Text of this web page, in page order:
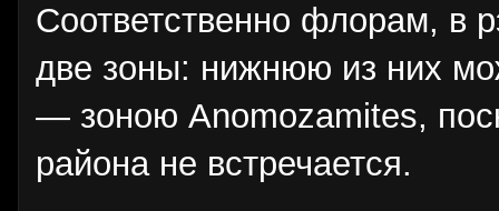
Соответственно флорам, в
две зоны: нижнюю из них
— зоною Anomozamites,
района не встречается.